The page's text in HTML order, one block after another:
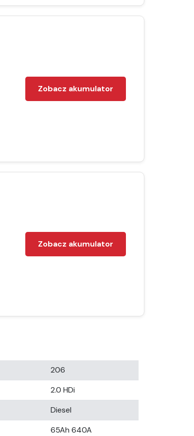
Zobacz akumulator
Zobacz akumulator
206
2.0 HDi
Diesel
65Ah 640A